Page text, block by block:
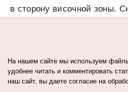
в сторону височной зоны.
вокруг глаз не получилось
действия.
На нашем сайте мы используем
удобнее читать и комментировать
наш сайт, вы даете согласие на